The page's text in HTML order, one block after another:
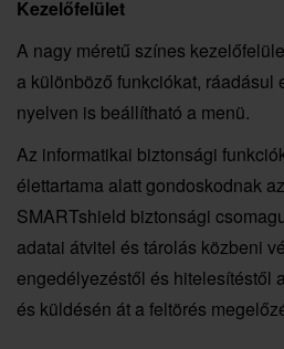
Kezelőfelület
A nagy méretű színes
a különböző funkciókat, ráadásul
nyelven is beállítható a menü.
Az informatikai biztonsági
élettartama alatt gondoskodnak
SMARTshield biztonsági
adatai átvitel és tárolás közbeni
engedélyezéstől és hitelesítéstől
és küldésén át a feltörés